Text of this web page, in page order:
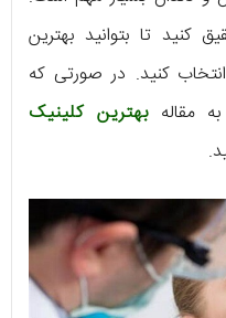
کنید تا بتوانید بهترین
کنید. در صورتی که
مقاله بهترین کلینیک